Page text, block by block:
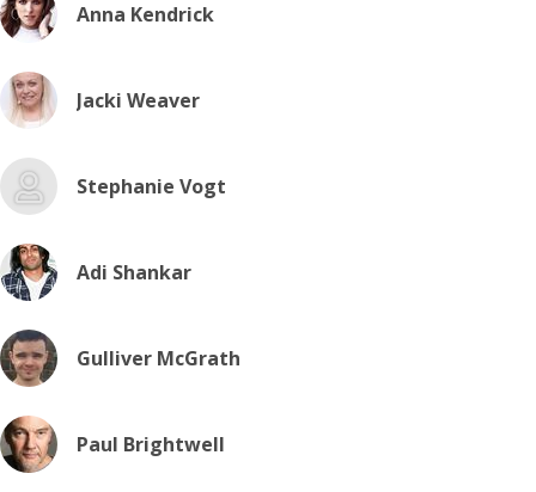
Anna Kendrick
Jacki Weaver
Stephanie Vogt
Adi Shankar
Gulliver McGrath
Paul Brightwell